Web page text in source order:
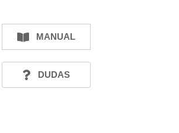
MANUAL
DUDAS